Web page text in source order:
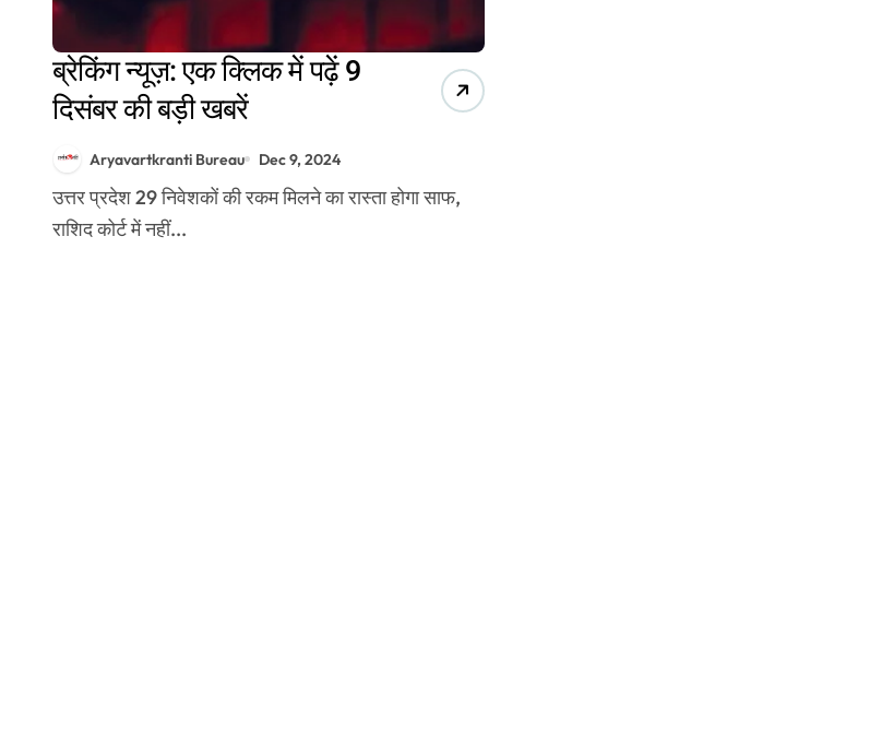
ब्रेकिंग न्यूज़: एक क्लिक में पढ़ें 9
दिसंबर की बड़ी खबरें
Aryavartkranti Bureau Dec 9, 2024
उत्तर प्रदेश 29 निवेशकों की रकम मिलने का रास्ता होगा साफ,
राशिद कोर्ट में नहीं...